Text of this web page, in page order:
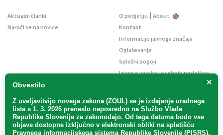
×
Obvestilo
Z uveljavitvijo novega zakona (ZOUL) se je izdajanje uradnega
lista s 1. 3. 2026 preneslo neposredno na Službo Vlade
Republike Slovenije za zakonodajo. Od tega datuma bodo vse
objave dostopne izključno v elektronski obliki na spletišču
Pravnega informacijskega sistema Republike Slovenije (PISRS),
Aktualni članki
Naroči se na novice
O podjetju | About
Kontakt
Informacije javnega značaja
Oglaševanje
Splošni pogoji
Izjava o varstvu osebnih podatkov